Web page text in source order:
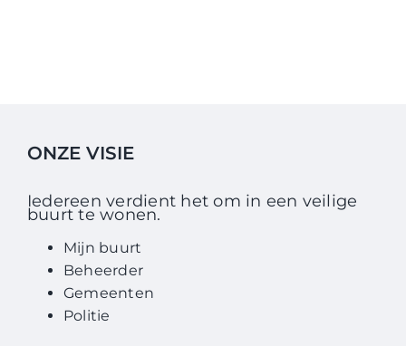
ONZE VISIE
Iedereen verdient het om in een veilige
buurt te wonen.
Mijn buurt
Beheerder
Gemeenten
Politie